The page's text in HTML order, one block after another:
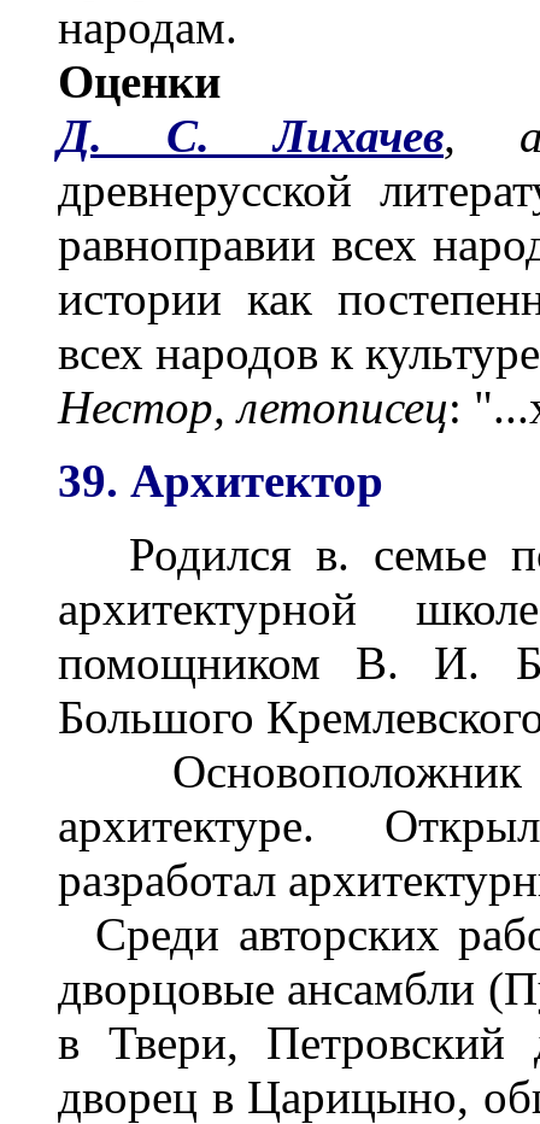
народам.
Оценки
Д. С. Лихачев,
древнерусской
равноправии всех
истории как
всех народов к
Нестор, летописец:
39. Архитектор
Родился в. семье
архитектурной
помощником В. И.
Большого
Основоположник
архитектуре.
разработал
Среди авторских
дворцовые ансамбли
в Твери,
дворец в Царицыно,